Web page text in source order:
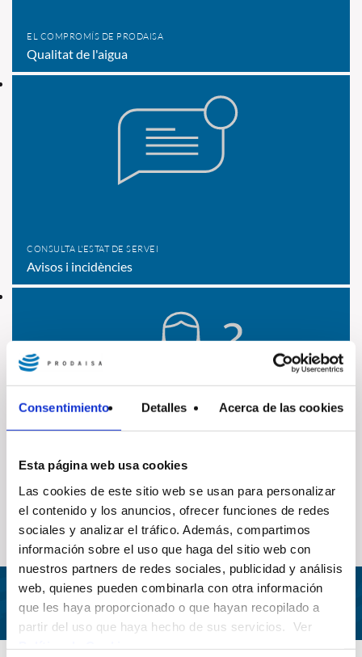
Consentimiento Detalles Acerca de las cookies
Esta página web usa cookies
Las cookies de este sitio web se usan para personalizar
el contenido y los anuncios, ofrecer funciones de redes
sociales y analizar el tráfico. Además, compartimos
información sobre el uso que haga del sitio web con
nuestros partners de redes sociales, publicidad y análisis
web, quienes pueden combinarla con otra información
que les haya proporcionado o que hayan recopilado a
partir del uso que haya hecho de sus servicios. Ver
EL COMPROMÍS DE PRODAISA
Qualitat de l'aigua
CONSULTA L'ESTAT DE SERVEI
Avisos i incidències
RESOL FÀCILMENT TOTS ELS DUBTES
Dona’t d’alta trucant al972 20 20 78